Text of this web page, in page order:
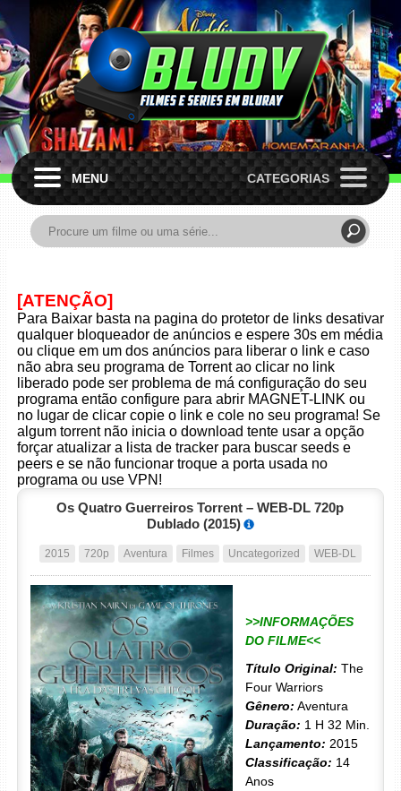
MENU CATEGORIAS
[ATENÇÃO]
Para Baixar basta na pagina do protetor de links desativar
qualquer bloqueador de anúncios e espere 30s em média
ou clique em um dos anúncios para liberar o link e caso
não abra seu programa de Torrent ao clicar no link
liberado pode ser problema de má configuração do seu
programa então configure para abrir MAGNET-LINK ou
no lugar de clicar copie o link e cole no seu programa! Se
algum torrent não inicia o download tente usar a opção
forçar atualizar a lista de tracker para buscar seeds e
peers e se não funcionar troque a porta usada no
programa ou use VPN!
Os Quatro Guerreiros Torrent – WEB-DL 720p
Dublado (2015)
2015 720p Aventura Filmes Uncategorized WEB-DL
>>INFORMAÇÕES
DO FILME<<
Título Original: The
Four Warriors
Gênero: Aventura
Duração: 1 H 32 Min.
Lançamento: 2015
Classificação: 14
Anos